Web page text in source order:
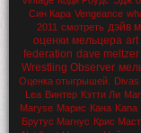
Син Кара Vengeance
2011 смотреть дэйв
оценки мельцера art
federation dave meltzer
Wrestling Observer
Оценка отыгрышей. Divas
Lea Винтер Кэтти Ли
Maryse Марис Кана Kana
Брутус Магнус Крис